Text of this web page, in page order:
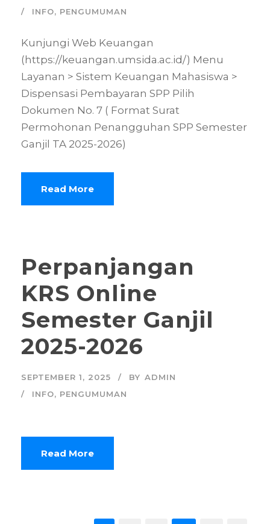
INFO, PENGUMUMAN
Kunjungi Web Keuangan
(https://keuangan.umsida.ac.id/) Menu
Layanan > Sistem Keuangan Mahasiswa >
Dispensasi Pembayaran SPP Pilih
Dokumen No. 7 ( Format Surat
Permohonan Penangguhan SPP Semester
Ganjil TA 2025-2026)
Read More
Perpanjangan
KRS Online
Semester Ganjil
2025-2026
SEPTEMBER 1, 2025 BY ADMIN
INFO, PENGUMUMAN
Read More